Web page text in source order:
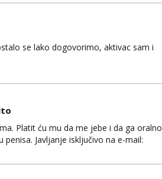
se lako dogovorimo, aktivac sam i
Platit ću mu da me jebe i da ga oralno
Javljanje isključivo na e-mail: